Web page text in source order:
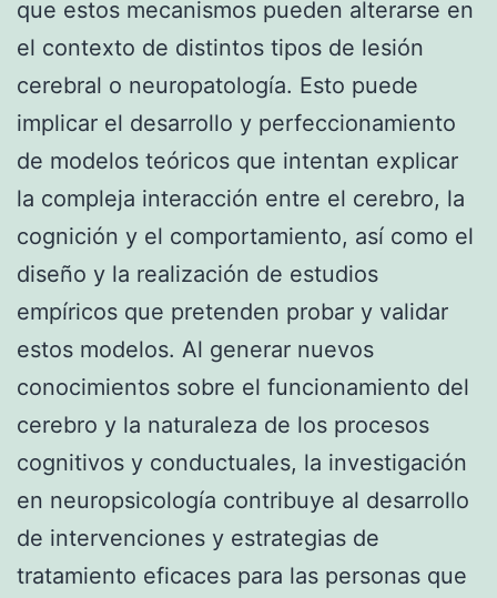
que estos mecanismos pueden alterarse en
el contexto de distintos tipos de lesión
cerebral o neuropatología. Esto puede
implicar el desarrollo y perfeccionamiento
de modelos teóricos que intentan explicar
la compleja interacción entre el cerebro, la
cognición y el comportamiento, así como el
diseño y la realización de estudios
empíricos que pretenden probar y validar
estos modelos. Al generar nuevos
conocimientos sobre el funcionamiento del
cerebro y la naturaleza de los procesos
cognitivos y conductuales, la investigación
en neuropsicología contribuye al desarrollo
de intervenciones y estrategias de
tratamiento eficaces para las personas que